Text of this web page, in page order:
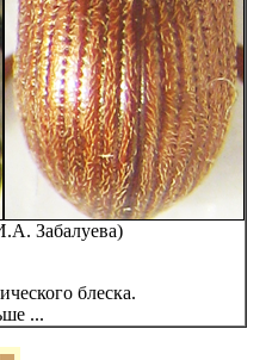
Забалуева)
блеска.
...